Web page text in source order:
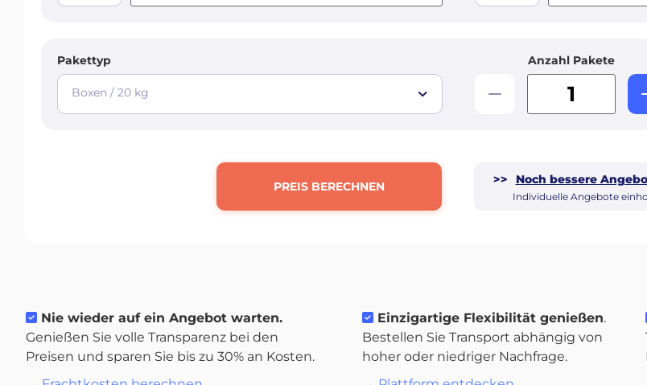
Pakettyp
Boxen / 20 kg
Anzahl Pakete
PREIS BERECHNEN >> Noch bessere
Individuelle Angebote
Nie wieder auf ein Angebot warten.
Genießen Sie volle Transparenz bei den
Preisen und sparen Sie bis zu 30% an Kosten.
Einzigartige Flexibilität genießen.
Bestellen Sie Transport abhängig von
hoher oder niedriger Nachfrage.